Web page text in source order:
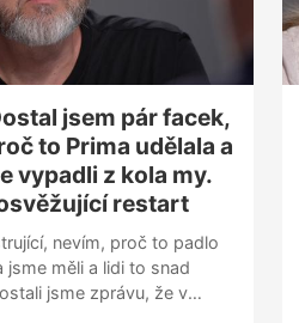
jsem pár facek,
to Prima udělala a
vypadli z kola my.
restart
nevím, proč to padlo
jsme měli a lidi to snad
jsme zprávu, že v